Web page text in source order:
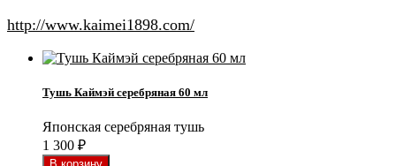
http://www.kaimei1898.com/
Тушь Каймэй серебряная 60 мл
Японская серебряная тушь
1 300 ₽